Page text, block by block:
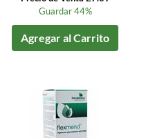
Guardar 44%
Agregar al Carrito